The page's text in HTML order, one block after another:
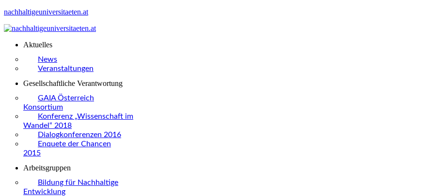
nachhaltigeuniversitaeten.at
Aktuelles
News
Veranstaltungen
Gesellschaftliche Verantwortung
GAIA Österreich
Konsortium
Konferenz „Wissenschaft im
Wandel“ 2018
Dialogkonferenzen 2016
Enquete der Chancen
2015
Arbeitsgruppen
Bildung für Nachhaltige
Entwicklung